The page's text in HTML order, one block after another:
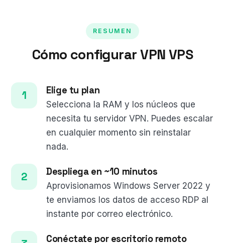
RESUMEN
Cómo configurar VPN VPS
Elige tu plan
Selecciona la RAM y los núcleos que
necesita tu servidor VPN. Puedes escalar
en cualquier momento sin reinstalar
nada.
Despliega en ~10 minutos
Aprovisionamos Windows Server 2022 y
te enviamos los datos de acceso RDP al
instante por correo electrónico.
Conéctate por escritorio remoto